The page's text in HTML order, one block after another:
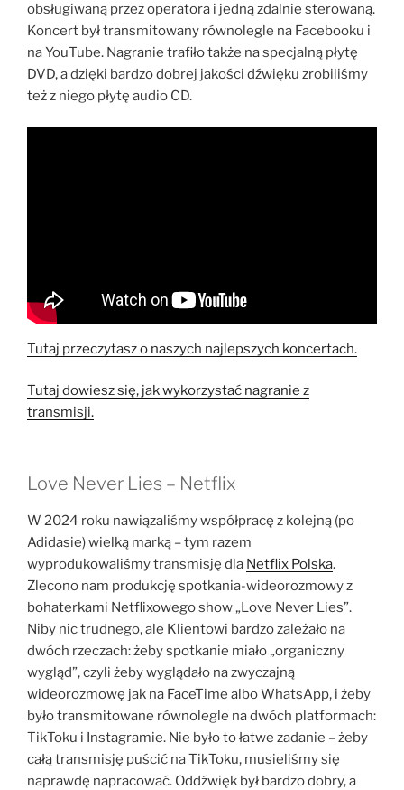
obsługiwaną przez operatora i jedną zdalnie sterowaną.
Koncert był transmitowany równolegle na Facebooku i
na YouTube. Nagranie trafiło także na specjalną płytę
DVD, a dzięki bardzo dobrej jakości dźwięku zrobiliśmy
też z niego płytę audio CD.
Tutaj przeczytasz o naszych najlepszych koncertach.
Tutaj dowiesz się, jak wykorzystać nagranie z
transmisji.
Love Never Lies – Netflix
W 2024 roku nawiązaliśmy współpracę z kolejną (po
Adidasie) wielką marką – tym razem
wyprodukowaliśmy transmisję dla Netflix Polska.
Zlecono nam produkcję spotkania-wideorozmowy z
bohaterkami Netflixowego show „Love Never Lies”.
Niby nic trudnego, ale Klientowi bardzo zależało na
dwóch rzeczach: żeby spotkanie miało „organiczny
wygląd”, czyli żeby wyglądało na zwyczajną
wideorozmowę jak na FaceTime albo WhatsApp, i żeby
było transmitowane równolegle na dwóch platformach:
TikToku i Instagramie. Nie było to łatwe zadanie – żeby
całą transmisję puścić na TikToku, musieliśmy się
naprawdę napracować. Oddźwięk był bardzo dobry, a